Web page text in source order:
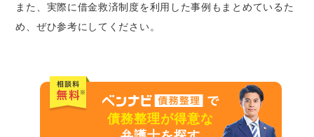
2.個人再生のメリット・デメリット
3.自己破産のメリット・デメリット
借金救済制度のデメリットを軽減するための対
クレジットカードの代替手段を検討する
また、実際に借金救済制度を利用した事例もまとめているた
め、ぜひ参考にしてください。
債務整理が得意な